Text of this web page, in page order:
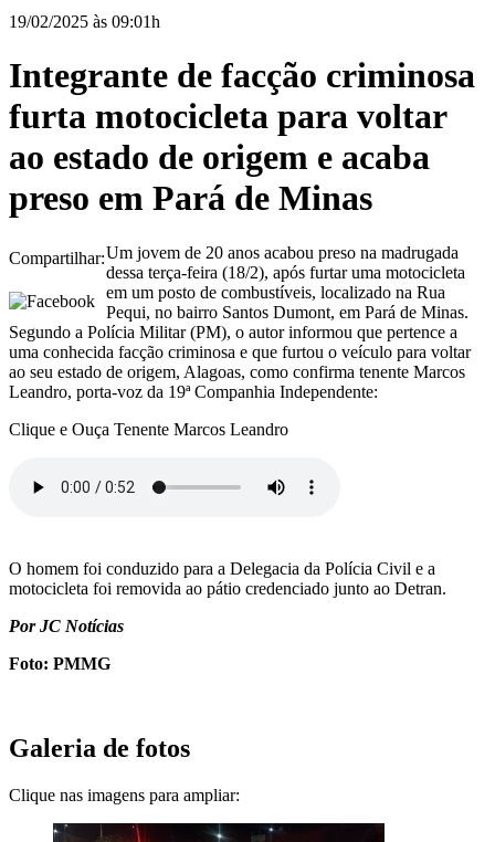
19/02/2025 às 09:01h
Integrante de facção criminosa
furta motocicleta para voltar
ao estado de origem e acaba
preso em Pará de Minas
Compartilhar:Um jovem de 20 anos acabou preso na madrugada
dessa terça-feira (18/2), após furtar uma motocicleta
em um posto de combustíveis, localizado na Rua
Pequi, no bairro Santos Dumont, em Pará de Minas.
Segundo a Polícia Militar (PM), o autor informou que pertence a
uma conhecida facção criminosa e que furtou o veículo para voltar
ao seu estado de origem, Alagoas, como confirma tenente Marcos
Leandro, porta-voz da 19ª Companhia Independente:
Clique e Ouça Tenente Marcos Leandro
O homem foi conduzido para a Delegacia da Polícia Civil e a
motocicleta foi removida ao pátio credenciado junto ao Detran.
Por JC Notícias
Foto: PMMG
Galeria de fotos
Clique nas imagens para ampliar: